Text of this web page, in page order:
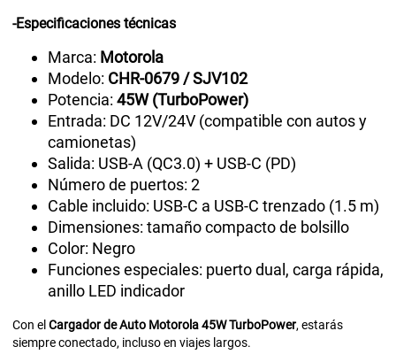
-Especificaciones técnicas
Marca: Motorola
Modelo: CHR-0679 / SJV102
Potencia: 45W (TurboPower)
Entrada: DC 12V/24V (compatible con autos y
camionetas)
Salida: USB-A (QC3.0) + USB-C (PD)
Número de puertos: 2
Cable incluido: USB-C a USB-C trenzado (1.5 m)
Dimensiones: tamaño compacto de bolsillo
Color: Negro
Funciones especiales: puerto dual, carga rápida,
anillo LED indicador
Con el Cargador de Auto Motorola 45W TurboPower, estarás
siempre conectado, incluso en viajes largos.